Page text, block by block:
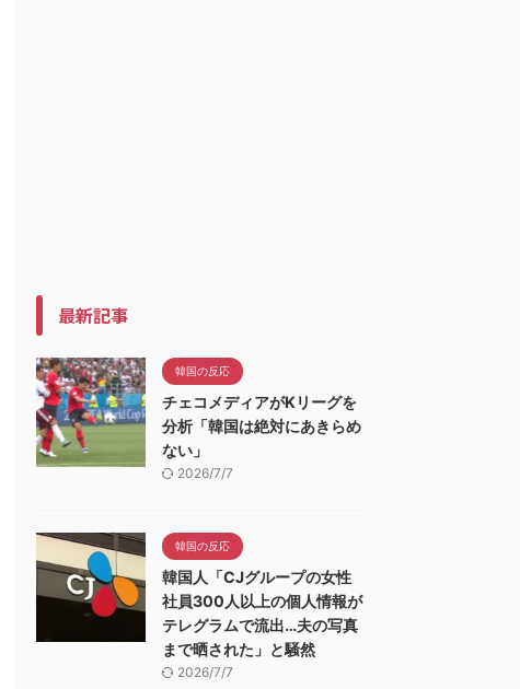
最新記事
韓国の反応
チェコメディアがKリーグを
分析「韓国は絶対にあきらめ
ない」
2026/7/7
韓国の反応
韓国人「CJグループの女性
社員300人以上の個人情報が
テレグラムで流出…夫の写真
まで晒された」と騒然
2026/7/7